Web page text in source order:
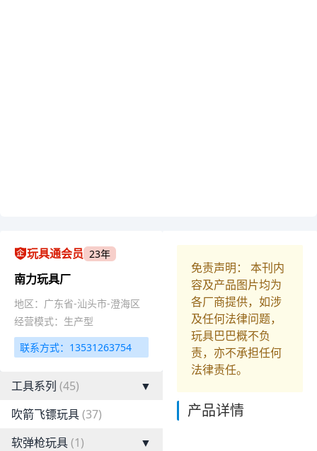
玩具通会员 23年
南力玩具厂
地区：广东省-汕头市-澄海区
经营模式：生产型
联系方式：13531263754
工具系列 (45)
▼
吹箭飞镖玩具(37)
软弹枪玩具(1)
▼
免责声明： 本刊内
容及产品图片均为
各厂商提供，如涉
及任何法律问题，
玩具巴巴概不负
责，亦不承担任何
法律责任。
产品详情